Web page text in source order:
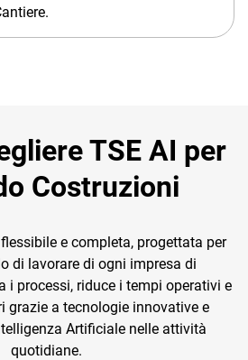
TSE AI per
Costruzioni
e completa, progettata per
di lavorare di ogni impresa di
i processi, riduce i tempi operativi e
grazie a tecnologie innovative e
Artificiale nelle attività
quotidiane.